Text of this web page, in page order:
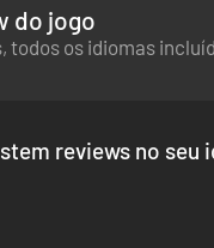
do jogo
todos os idiomas
reviews no seu